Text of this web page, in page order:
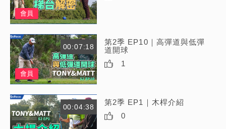
會員
00:07:18
會員
第2季 EP10｜高彈道與低彈
道開球
1
00:04:38
第2季 EP1｜木桿介紹
0